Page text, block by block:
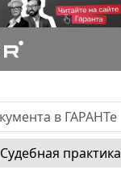
Судебная практика